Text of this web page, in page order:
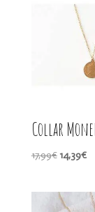
Collar
17,99€El
era:
14,39€El